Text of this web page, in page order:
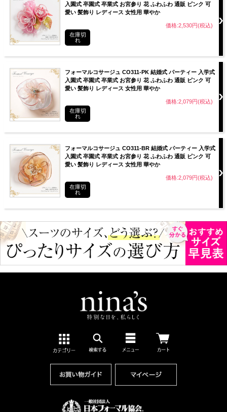
入園式 卒園式 卒業式 お宮参り 花 ふわふわ 通販 ピンク 可
愛い 髪飾り レディース 女性用 華やか
価格:2,530円(税込)
在庫切
れ
フォーマルコサージュ CO311-PK 結婚式 パーティー 入学式
入園式 卒園式 卒業式 お宮参り 花 ふわふわ 通販 ピンク 可
愛い 髪飾り レディース 女性用 華やか
価格:2,079円(税込)
在庫切
れ
フォーマルコサージュ CO311-BR 結婚式 パーティー 入学式
入園式 卒園式 卒業式 お宮参り 花 ふわふわ 通販 ピンク 可
愛い 髪飾り レディース 女性用 華やか
価格:2,079円(税込)
在庫切
れ